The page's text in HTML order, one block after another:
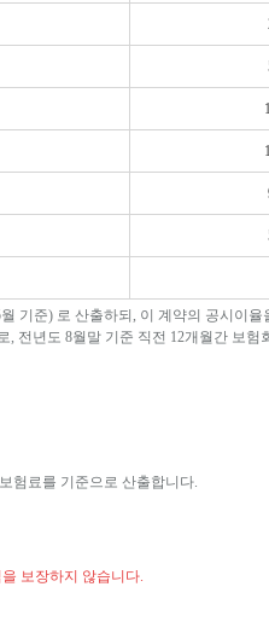
기준) 로 산출하되, 이 계약의 공시이
전년도 8월말 기준 직전 12개월간 보험
험료를 기준으로 산출합니다.
보장하지 않습니다.